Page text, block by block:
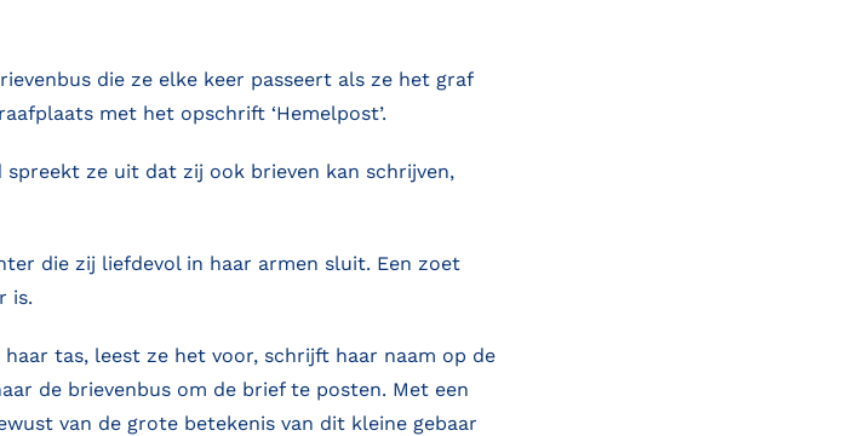
die ze elke keer passeert als ze het graf
met het opschrift ‘Hemelpost’.
ze uit dat zij ook brieven kan schrijven,
die zij liefdevol in haar armen sluit. Een zoet
is.
tas, leest ze het voor, schrijft haar naam op de
de brievenbus om de brief te posten. Met een
van de grote betekenis van dit kleine gebaar